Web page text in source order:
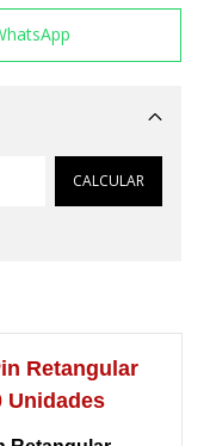
Alterar CEP
CALCULAR
Retangular
Unidades